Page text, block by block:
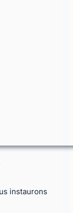
instaurons